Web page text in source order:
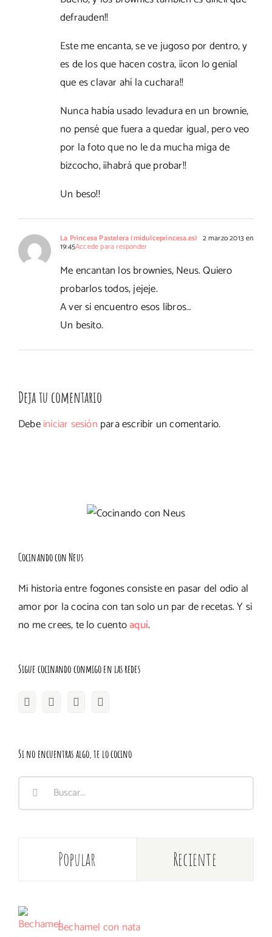
defrauden!!
Este me encanta, se ve jugoso por dentro, y
es de los que hacen costra, ¡¡con lo genial
que es clavar ahí la cuchara!!
Nunca había usado levadura en un brownie,
no pensé que fuera a quedar igual, pero veo
por la foto que no le da mucha miga de
bizcocho, ¡¡habrá que probar!!
Un beso!!
La Princesa Pastelera (midulceprincesa.es) 2 marzo 2013 en
19:45Accede para responder
Me encantan los brownies, Neus. Quiero
probarlos todos, jejeje.
A ver si encuentro esos libros…
Un besito.
Deja tu comentario
Debeiniciar sesión para escribir un comentario.
Cocinando con Neus
Mi historia entre fogones consiste en pasar del odio al
amor por la cocina con tan solo un par de recetas. Y si
no me crees, te lo cuentoaquí.
Sigue cocinando conmigo en las redes
Si no encuentras algo, te lo cocino
Buscar:
Popular Reciente
Bechamel con nata